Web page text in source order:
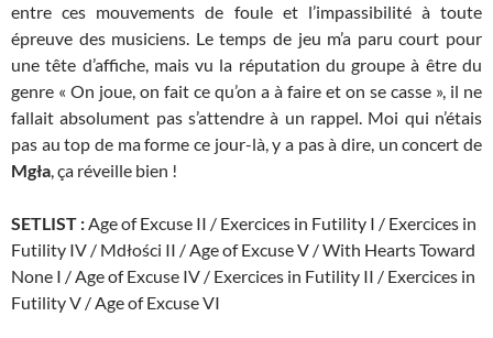
entre ces mouvements de foule et l’impassibilité à toute
épreuve des musiciens. Le temps de jeu m’a paru court pour
une tête d’affiche, mais vu la réputation du groupe à être du
genre « On joue, on fait ce qu’on a à faire et on se casse », il ne
fallait absolument pas s’attendre à un rappel. Moi qui n’étais
pas au top de ma forme ce jour-là, y a pas à dire, un concert de
Mgła, ça réveille bien !
SETLIST :Age of Excuse II / Exercices in Futility I / Exercices in
Futility IV / Mdłości II / Age of Excuse V / With Hearts Toward
None I / Age of Excuse IV / Exercices in Futility II / Exercices in
Futility V / Age of Excuse VI